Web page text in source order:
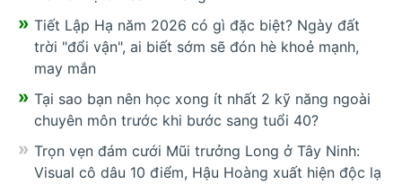
Tiết Lập Hạ năm 2026 có gì đặc biệt? Ngày đất
trời "đổi vận", ai biết sớm sẽ đón hè khoẻ mạnh,
may mắn
Tại sao bạn nên học xong ít nhất 2 kỹ năng ngoài
chuyên môn trước khi bước sang tuổi 40?
Trọn vẹn đám cưới Mũi trưởng Long ở Tây Ninh:
Visual cô dâu 10 điểm, Hậu Hoàng xuất hiện độc lạ